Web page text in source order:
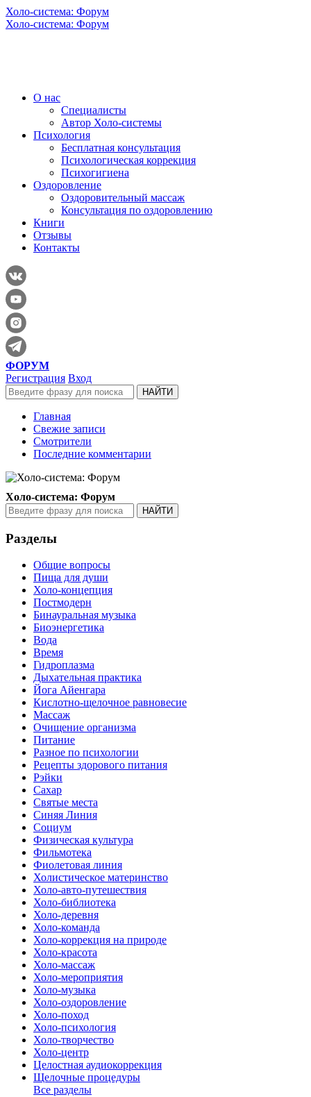
Холо-система: Форум
Холо-система: Форум
О нас
Специалисты
Автор Холо-системы
Психология
Бесплатная консультация
Психологическая коррекция
Психогигиена
Оздоровление
Оздоровительный массаж
Консультация по оздоровлению
Книги
Отзывы
Контакты
ФОРУМ
Регистрация Вход
Главная
Свежие записи
Смотрители
Последние комментарии
Холо-система: Форум
Разделы
Общие вопросы
Пища для души
Холо-концепция
Постмодерн
Бинауральная музыка
Биоэнергетика
Вода
Время
Гидроплазма
Дыхательная практика
Йога Айенгара
Кислотно-щелочное равновесие
Массаж
Очищение организма
Питание
Разное по психологии
Рецепты здорового питания
Рэйки
Сахар
Святые места
Синяя Линия
Социум
Физическая культура
Фильмотека
Фиолетовая линия
Холистическое материнство
Холо-авто-путешествия
Холо-библиотека
Холо-деревня
Холо-команда
Холо-коррекция на природе
Холо-красота
Холо-массаж
Холо-мероприятия
Холо-музыка
Холо-оздоровление
Холо-поход
Холо-психология
Холо-творчество
Холо-центр
Целостная аудиокоррекция
Щелочные процедуры
Все разделы